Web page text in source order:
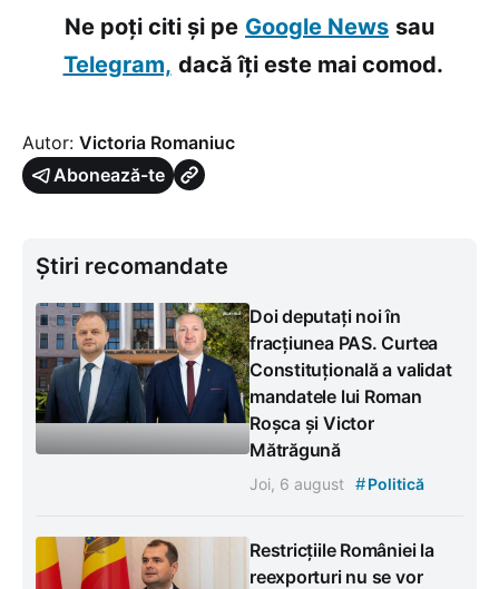
Ne poți citi și pe Google News sau
Telegram, dacă îți este mai comod.
Autor: Victoria Romaniuc
Abonează-te
Știri recomandate
Doi deputați noi în
fracțiunea PAS. Curtea
Constituțională a validat
mandatele lui Roman
Roșca și Victor
Mătrăgună
Joi, 6 august #Politică
Restricțiile României la
reexporturi nu se vor